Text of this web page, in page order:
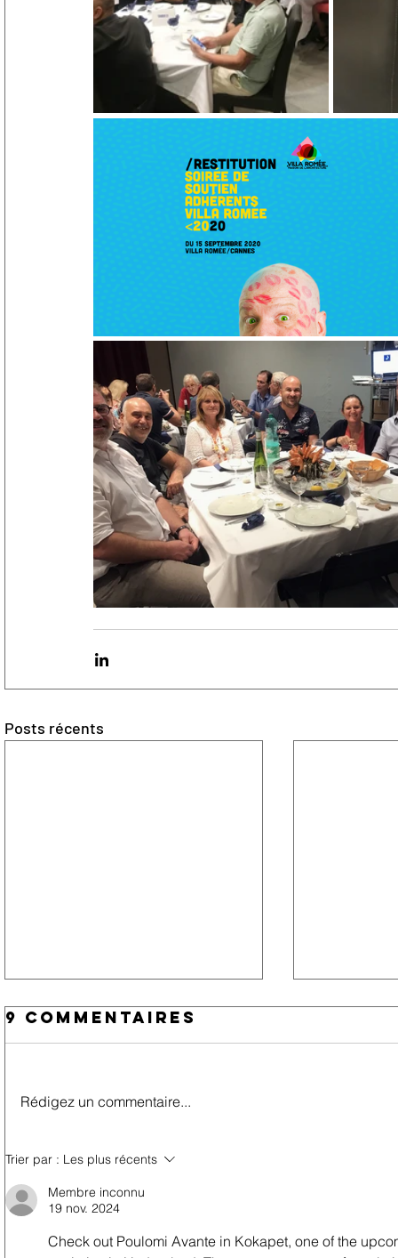
Posts récents
Fête annuelle
romée/2023
9 commentaires
Rédigez un commentaire...
Trier par : Les plus récents
Membre inconnu
19 nov. 2024
Check out Poulomi Avante in Kokapet, one of the